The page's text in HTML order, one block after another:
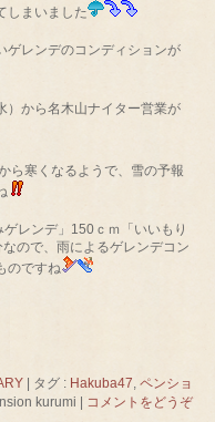
しまいました
ゲレンデのコンディションが
）から名木山ナイター営業が
ら寒くなるようで、雪の予報
レンデ」150ｃｍ「いいもり
ので、雨によるゲレンデコン
のですね
タグ : Hakuba47, ペンショ
kurumi
コメントをどうぞ